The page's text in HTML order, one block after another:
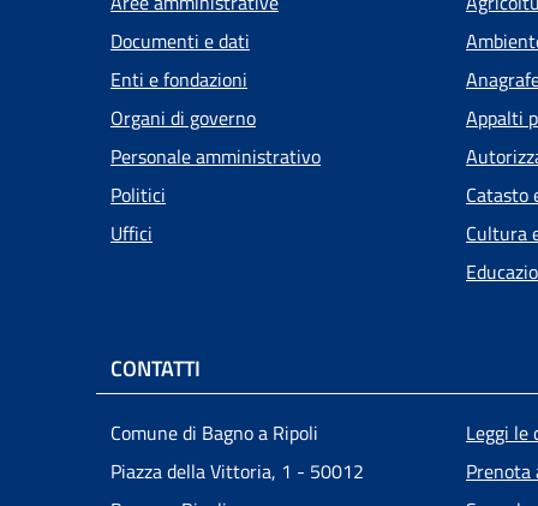
Documenti e dati
Enti e fondazioni
Organi di governo
Personale amministrativo
Politici
Uffici
Appalti
Catasto
Cultura
CONTATTI
Comune di Bagno a Ripoli
Piazza della Vittoria, 1 - 50012
Leggi le